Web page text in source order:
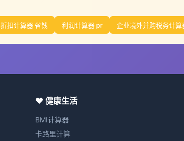
折扣计算器 省钱 利润计算器 pr 企业境外并购税务计算
❤️ 健康生活
BMI计算器
卡路里计算